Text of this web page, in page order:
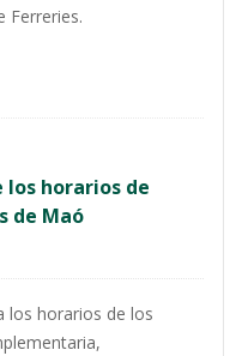
Ferreries.
los horarios de
de Maó
los horarios de los